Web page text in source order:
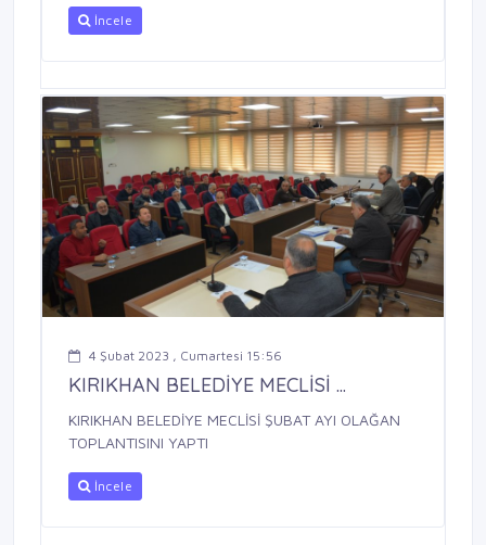
İncele
4 Şubat 2023 , Cumartesi 15:56
KIRIKHAN BELEDİYE MECLİSİ ...
KIRIKHAN BELEDİYE MECLİSİ ŞUBAT AYI OLAĞAN
TOPLANTISINI YAPTI
İncele